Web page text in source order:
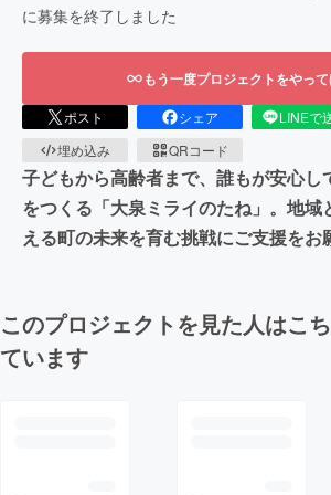
に募集を終了しました
もう一度プロジェクトをやっ
ポスト シェア LINEで
埋め込み
QRコード
子どもから高齢者まで、誰もが安心し
をつくる「大泉ミライのたね」。地域
える町の未来を育む挑戦にご支援をお
このプロジェクトを見た人はこ
ています